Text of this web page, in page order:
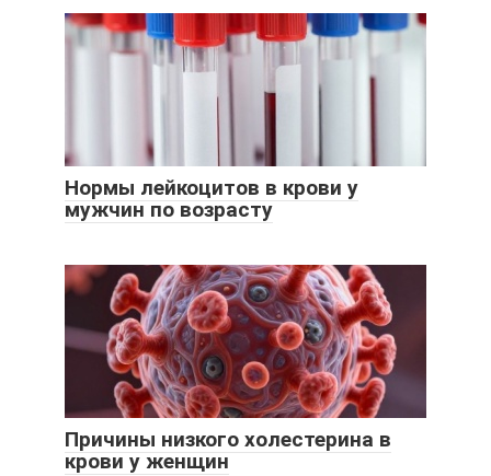
Нормы лейкоцитов в крови у
мужчин по возрасту
Причины низкого холестерина в
крови у женщин